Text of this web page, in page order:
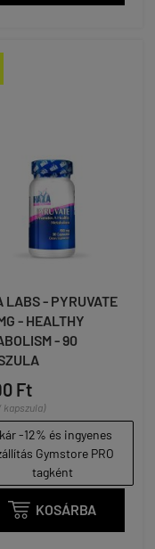
LABS - PYRUVATE
- HEALTHY
- 90
Ft
kapszula)
-12% és ingyenes
Gymstore PRO
tagként
 KOSÁRBA